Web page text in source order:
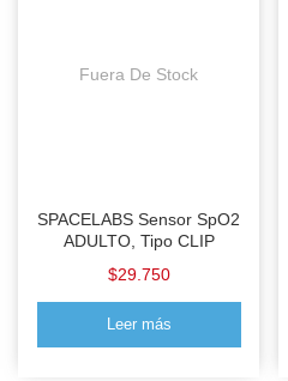
Recuperar
Fuera De Stock
SPACELABS Sensor SpO2
ADULTO, Tipo CLIP
$29.750
Leer más